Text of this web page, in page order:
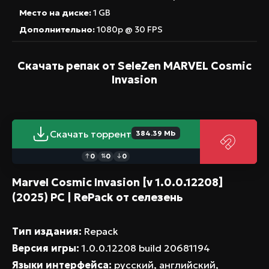
Место на диске:1 GB
Дополнительно:1080p @ 30 FPS
Скачать репак от SeleZen MARVEL Cosmic
Invasion
Скачать торрент 384.39 Mb
↑0 ⇅0 ↓0
Marvel Cosmic Invasion [v 1.0.0.12208]
(2025) PC | RePack от селезень
Тип издания: Repack
Версия игры: 1.0.0.12208 build 20681194
Языки интерфейса: русский, английский,